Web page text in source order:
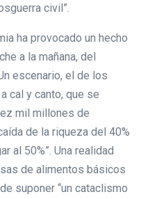
civil”.
ha provocado un hecho
a la mañana, del
escenario, el de los
cal y canto, que se
mil millones de
de la riqueza del 40%
al 50%”. Una realidad
de alimentos básicos
suponer “un cataclismo